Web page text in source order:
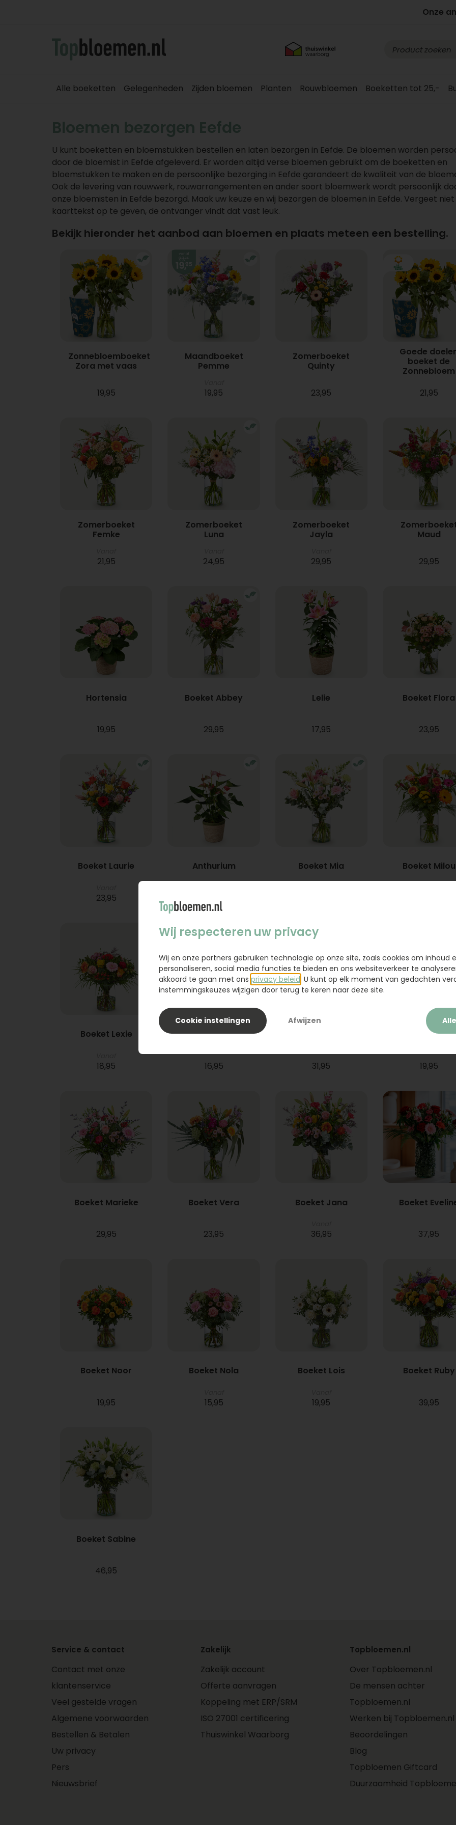
Onze
Alle boeketten Gelegenheden Zijden bloemen Planten Rouwbloemen Boeketten tot 25,-
Bloemen bezorgen Eefde
U kunt boeketten en bloemstukken bestellen en laten bezorgen in Eefde. De bloemen worden
door de bloemist in Eefde afgeleverd. Er worden altijd verse bloemen gebruikt om de boeketten en
bloemstukken te maken en de persoonlijke bezorging in Eefde garandeert de kwaliteit van de
Ook de levering van rouwwerk, rouwarrangementen en ander soort bloemwerk wordt persoonlijk
onze bloemisten in Eefde bezorgd. Maak uw keuze en wij bezorgen de bloemen in Eefde. Vergeet
kaarttekst op te geven, de ontvanger vindt dat vast leuk.
Bekijk hieronder het aanbod aan bloemen en plaats meteen een bestelling.
Zonnebloemboeket
Zora met vaas
19,95
Maandboeket
Pemme
19,95
Zomerboeket
Quinty
23,95
Goede
boeket de
Zonnebloem
21,95
Zomerboeket
Femke
21,95
Zomerboeket
Luna
24,95
Zomerboeket
Jayla
29,95
Maud
29,95
Hortensia
19,95
Boeket Abbey
29,95
Lelie
17,95
Boeket Flora
23,95
Boeket Laurie
23,95
Anthurium Boeket Mia Boeket Milou
Boeket Lexie
18,95
Phlebodium
16,95 31,95
Sanseveria
19,95
Boeket Marieke
29,95
Boeket Vera
23,95
Boeket Jana
36,95
Boeket
37,95
Boeket Noor
19,95
Boeket Nola
15,95
Boeket Lois
19,95
Boeket Ruby
39,95
Boeket Sabine
46,95
Service & contact
Contact met onze
klantenservice
Veel gestelde vragen
Algemene voorwaarden
Bestellen & Betalen
Uw privacy
Pers
Nieuwsbrief
Zakelijk
Zakelijk account
Offerte aanvragen
Koppeling met ERP/SRM
ISO 27001 certificering
Thuiswinkel Waarborg
Topbloemen.nl
Over Topbloemen.nl
De mensen achter
Topbloemen.nl
Werken bij Topbloemen.nl
Beoordelingen
Blog
Topbloemen Giftcard
Duurzaamheid
Wij respecteren uw privacy
Wij en onze partners gebruiken technologie op onze site, zoals cookies om inhoud
personaliseren, social media functies te bieden en ons websiteverkeer te
akkoord te gaan met ons privacy beleid . U kunt op elk moment van gedachten
instemmingskeuzes wijzigen door terug te keren naar deze site.
Cookie instellingen Afwijzen